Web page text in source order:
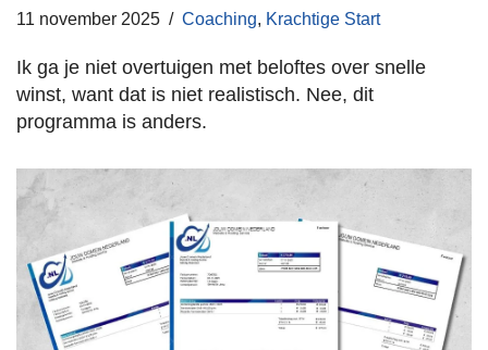
11 november 2025 Coaching, Krachtige Start
Ik ga je niet overtuigen met beloftes over snelle
winst, want dat is niet realistisch. Nee, dit
programma is anders.